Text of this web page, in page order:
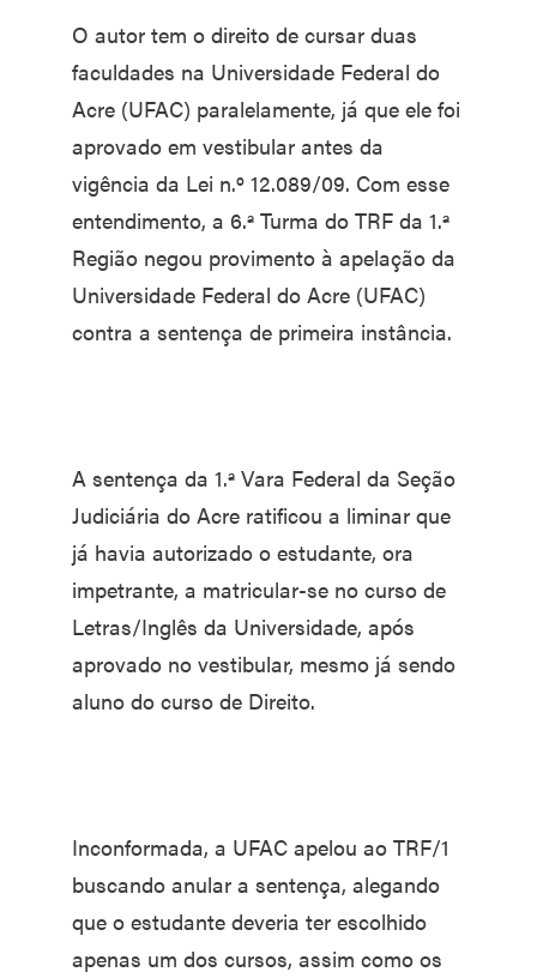
O autor tem o direito de cursar duas
faculdades na Universidade Federal do
Acre (UFAC) paralelamente, já que ele foi
aprovado em vestibular antes da
vigência da Lei n.º 12.089/09. Com esse
entendimento, a 6.ª Turma do TRF da 1.ª
Região negou provimento à apelação da
Universidade Federal do Acre (UFAC)
contra a sentença de primeira instância.
A sentença da 1.ª Vara Federal da Seção
Judiciária do Acre ratificou a liminar que
já havia autorizado o estudante, ora
impetrante, a matricular-se no curso de
Letras/Inglês da Universidade, após
aprovado no vestibular, mesmo já sendo
aluno do curso de Direito.
Inconformada, a UFAC apelou ao TRF/1
buscando anular a sentença, alegando
que o estudante deveria ter escolhido
apenas um dos cursos, assim como os